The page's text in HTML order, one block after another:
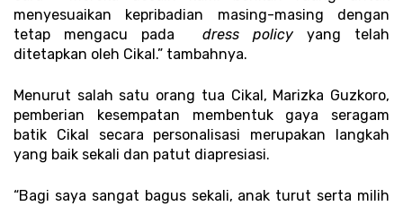
menyesuaikan kepribadian masing-masing dengan
tetap mengacu pada dress policy yang telah
ditetapkan oleh Cikal.” tambahnya.
Menurut salah satu orang tua Cikal, Marizka Guzkoro,
pemberian kesempatan membentuk gaya seragam
batik Cikal secara personalisasi merupakan langkah
yang baik sekali dan patut diapresiasi.
“Bagi saya sangat bagus sekali, anak turut serta milih